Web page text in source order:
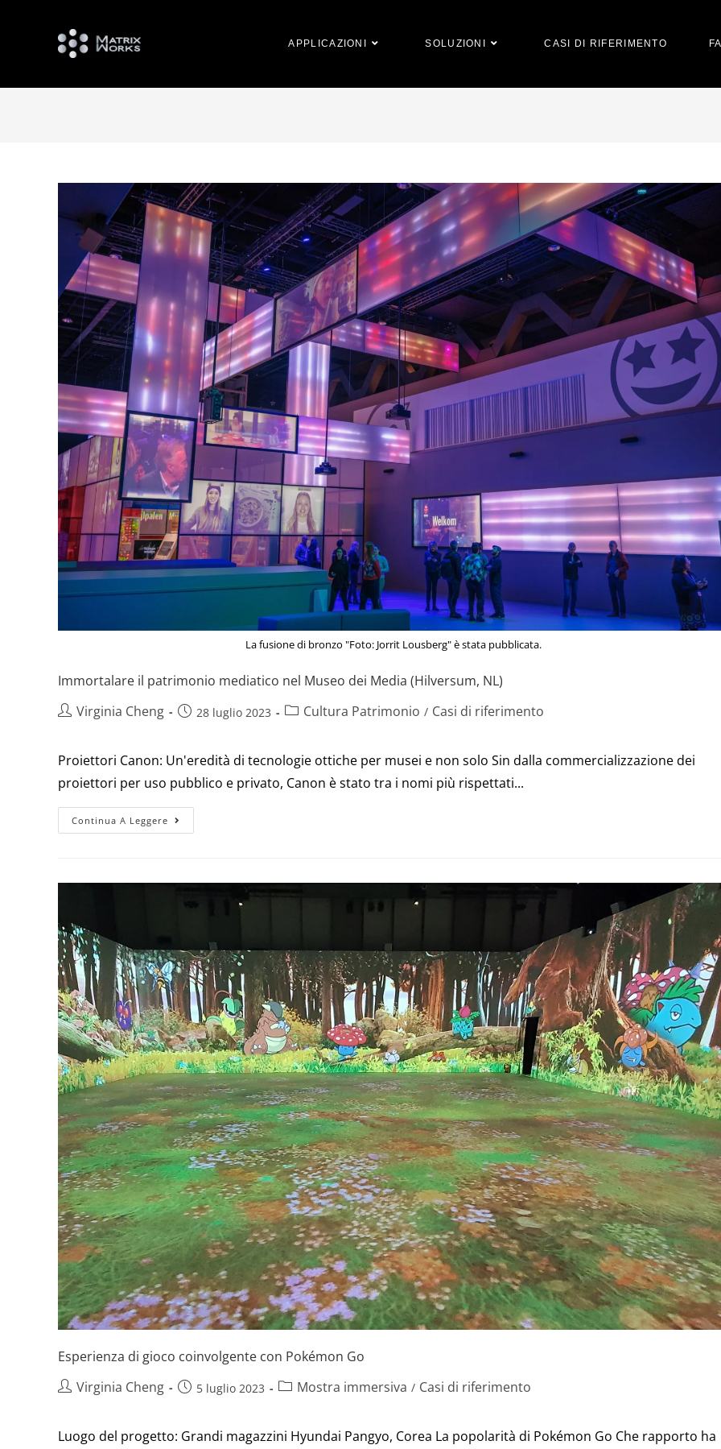
APPLICAZIONI SOLUZIONI CASI DI RIFERIMENTO
La fusione di bronzo "Foto: Jorrit Lousberg" è stata pubblicata.
Immortalare il patrimonio mediatico nel Museo dei Media (Hilversum, NL)
Virginia Cheng
28 luglio 2023 Cultura Patrimonio / Casi di riferimento
Proiettori Canon: Un'eredità di tecnologie ottiche per musei e non solo Sin dalla commercializzazione dei
proiettori per uso pubblico e privato, Canon è stato tra i nomi più rispettati...
Continua A Leggere
Esperienza di gioco coinvolgente con Pokémon Go
Virginia Cheng
5 luglio 2023 Mostra immersiva / Casi di riferimento
Luogo del progetto: Grandi magazzini Hyundai Pangyo, Corea La popolarità di Pokémon Go Che rapporto ha